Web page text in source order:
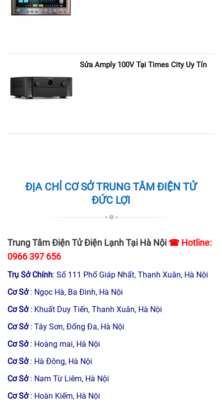
Sửa Amply 100V Tại Times City Uy Tín
ĐỊA CHỈ CƠ SỞ TRUNG TÂM ĐIỆN TỬ
ĐỨC LỢI
Trung Tâm Điện Tử Điện Lạnh Tại Hà Nội ☎ Hotline:
0966 397 656
Trụ Sở Chính: Số 111 Phố Giáp Nhất, Thanh Xuân, Hà Nội
Cơ Sở : Ngọc Hà, Ba Đình, Hà Nội
Cơ Sở : Khuất Duy Tiến, Thanh Xuân, Hà Nội
Cơ Sở : Tây Sơn, Đống Đa, Hà Nội
Cơ Sở: Hoàng mai, Hà Nội
Cơ Sở : Hà Đông, Hà Nội
Cơ Sở : Nam Từ Liêm, Hà Nội
Cơ Sở : Hoàn Kiếm, Hà Nội